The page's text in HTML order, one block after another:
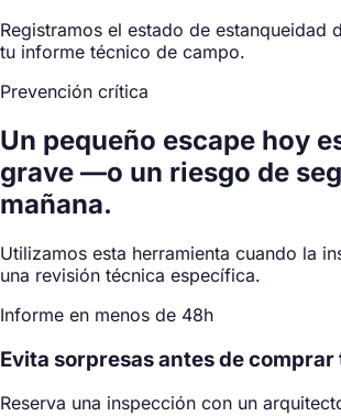
Registramos el estado de estanqueidad
tu informe técnico de campo.
Prevención crítica
Un pequeño escape hoy
grave —o un riesgo de
mañana.
Utilizamos esta herramienta cuando la
una revisión técnica específica.
Informe en menos de 48h
Evita sorpresas antes de
Reserva una inspección con un